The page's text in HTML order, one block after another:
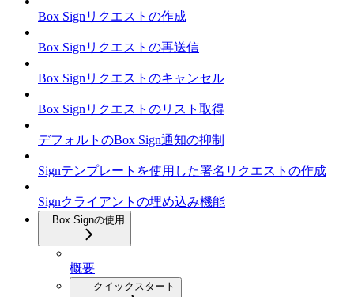
Box Signリクエストの作成
Box Signリクエストの再送信
Box Signリクエストのキャンセル
Box Signリクエストのリスト取得
デフォルトのBox Sign通知の抑制
Signテンプレートを使用した署名リクエストの作成
Signクライアントの埋め込み機能
Box Signの使用
概要
クイックスタート